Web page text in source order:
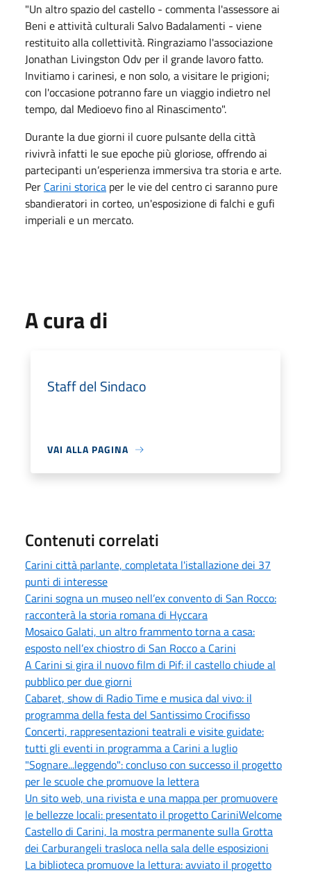
"Un altro spazio del castello - commenta l'assessore ai
Beni e attività culturali Salvo Badalamenti - viene
restituito alla collettività. Ringraziamo l'associazione
Jonathan Livingston Odv per il grande lavoro fatto.
Invitiamo i carinesi, e non solo, a visitare le prigioni;
con l'occasione potranno fare un viaggio indietro nel
tempo, dal Medioevo fino al Rinascimento".
Durante la due giorni il cuore pulsante della città
rivivrà infatti le sue epoche più gloriose, offrendo ai
partecipanti un’esperienza immersiva tra storia e arte.
Per Carini storica per le vie del centro ci saranno pure
sbandieratori in corteo, un'esposizione di falchi e gufi
imperiali e un mercato.
A cura di
Staff del Sindaco
VAI ALLA PAGINA
Contenuti correlati
Carini città parlante, completata l'istallazione dei 37
punti di interesse
Carini sogna un museo nell’ex convento di San Rocco:
racconterà la storia romana di Hyccara
Mosaico Galati, un altro frammento torna a casa:
esposto nell’ex chiostro di San Rocco a Carini
A Carini si gira il nuovo film di Pif: il castello chiude al
pubblico per due giorni
Cabaret, show di Radio Time e musica dal vivo: il
programma della festa del Santissimo Crocifisso
Concerti, rappresentazioni teatrali e visite guidate:
tutti gli eventi in programma a Carini a luglio
"Sognare...leggendo": concluso con successo il progetto
per le scuole che promuove la lettera
Un sito web, una rivista e una mappa per promuovere
le bellezze locali: presentato il progetto CariniWelcome
Castello di Carini, la mostra permanente sulla Grotta
dei Carburangeli trasloca nella sala delle esposizioni
La biblioteca promuove la lettura: avviato il progetto